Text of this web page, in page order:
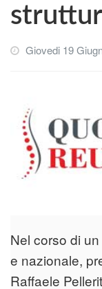
Giovedi 19
Nel corso di
e nazionale,
Raffaele